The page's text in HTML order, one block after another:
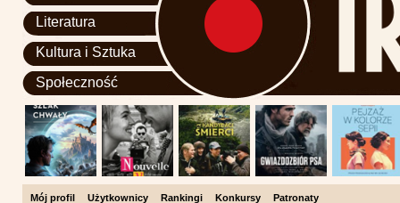
Literatura
Kultura i Sztuka
Społeczność
Mój profil Użytkownicy Rankingi Konkursy Patronaty